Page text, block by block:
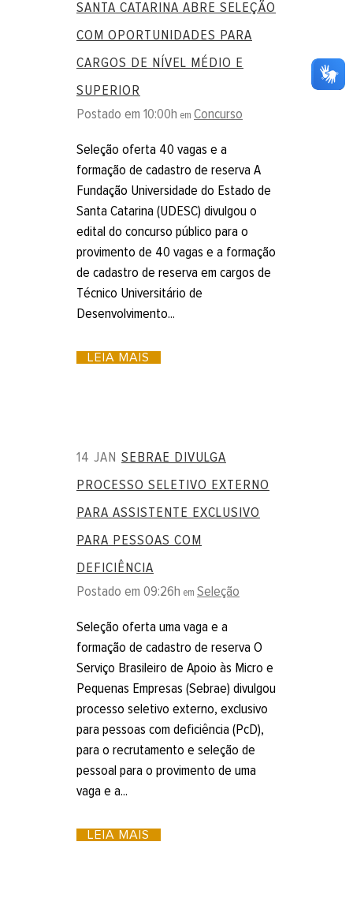
SANTA CATARINA ABRE SELEÇÃO
COM OPORTUNIDADES PARA
CARGOS DE NÍVEL MÉDIO E
SUPERIOR
Postado em 10:00h em Concurso
Seleção oferta 40 vagas e a
formação de cadastro de reserva A
Fundação Universidade do Estado de
Santa Catarina (UDESC) divulgou o
edital do concurso público para o
provimento de 40 vagas e a formação
de cadastro de reserva em cargos de
Técnico Universitário de
Desenvolvimento...
LEIA MAIS
14 JAN SEBRAE DIVULGA
PROCESSO SELETIVO EXTERNO
PARA ASSISTENTE EXCLUSIVO
PARA PESSOAS COM
DEFICIÊNCIA
Postado em 09:26h em Seleção
Seleção oferta uma vaga e a
formação de cadastro de reserva O
Serviço Brasileiro de Apoio às Micro e
Pequenas Empresas (Sebrae) divulgou
processo seletivo externo, exclusivo
para pessoas com deficiência (PcD),
para o recrutamento e seleção de
pessoal para o provimento de uma
vaga e a...
LEIA MAIS